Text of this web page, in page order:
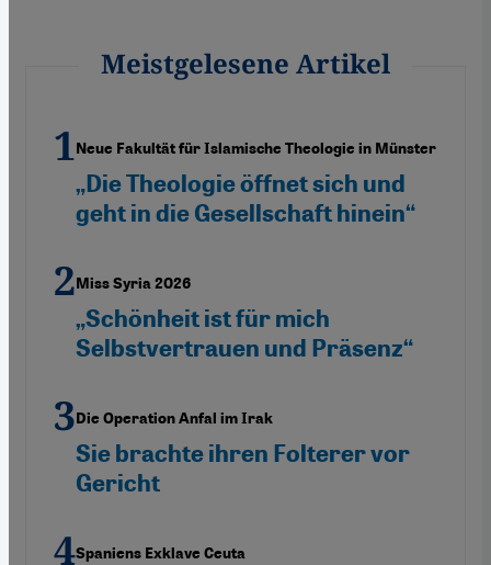
Meistgelesene Artikel
Neue Fakultät für Islamische Theologie in Münster
„Die Theologie öffnet sich und
geht in die Gesellschaft hinein“
Miss Syria 2026
„Schönheit ist für mich
Selbstvertrauen und Präsenz“
Die Operation Anfal im Irak
Sie brachte ihren Folterer vor
Gericht
Spaniens Exklave Ceuta